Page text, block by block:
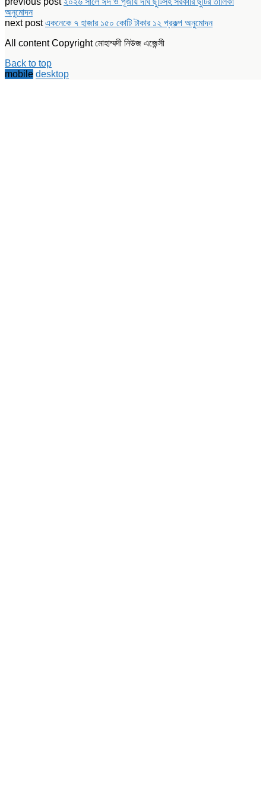
(Opens
in
new
window)
(Opens
new
window)
(Opens
new
window)
new
অনুমোদন
next postএকনেকে ৭ হাজার ১৫০ কোটি টাকার ১২ প্রকল্প অনুমোদন
All content Copyright মোহাম্মদী নিউজ এজেন্সী
Back to top
mobile desktop